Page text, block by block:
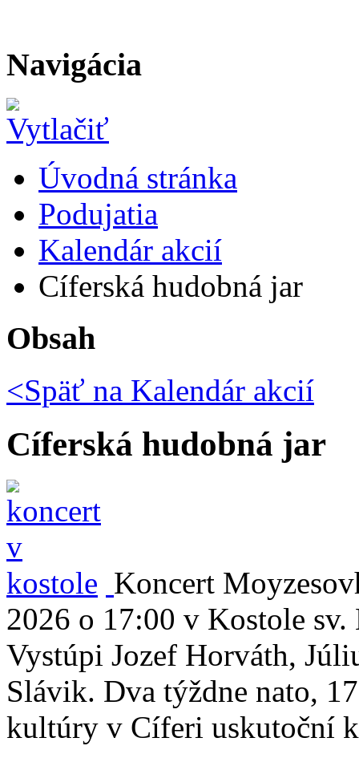
Navigácia
Úvodná stránka
Podujatia
Kalendár akcií
Cíferská hudobná jar
Obsah
<Späť na Kalendár akcií
Cíferská hudobná jar
Koncert
2026 o 17:00 v Kostole
Vystúpi Jozef Horváth,
Slávik. Dva týždne nato,
kultúry v Cíferi uskutoční